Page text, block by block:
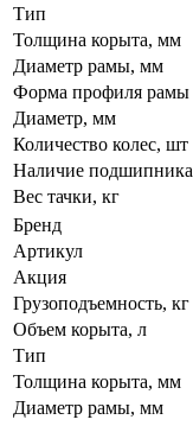
Тип
Толщина корыта, мм
Диаметр рамы, мм
Форма профиля рамы
Диаметр, мм
Количество колес, шт
Наличие подшипника
Вес тачки, кг
Бренд
Артикул
Акция
Грузоподъемность, кг
Объем корыта, л
Тип
Толщина корыта, мм
Диаметр рамы, мм